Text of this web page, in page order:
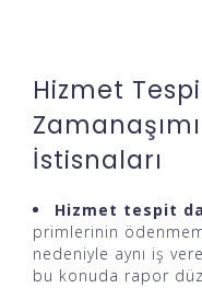
Hizmet
İstisnaları
Hizmet tespit
primlerinin
nedeniyle aynı iş
bu konuda rapor